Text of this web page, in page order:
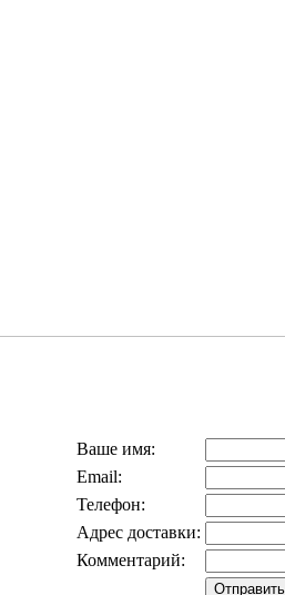
Ваше имя:
Email:
Телефон:
Адрес доставки:
Комментарий: